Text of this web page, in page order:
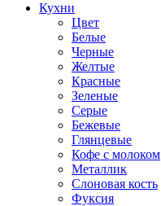
Кухни
Цвет
Белые
Черные
Желтые
Красные
Зеленые
Серые
Бежевые
Глянцевые
Кофе с молоком
Металлик
Слоновая кость
Фуксия